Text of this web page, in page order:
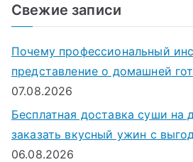
Свежие записи
Почему профессиональный
представление о домашней
07.08.2026
Бесплатная доставка суши на
заказать вкусный ужин с
06.08.2026